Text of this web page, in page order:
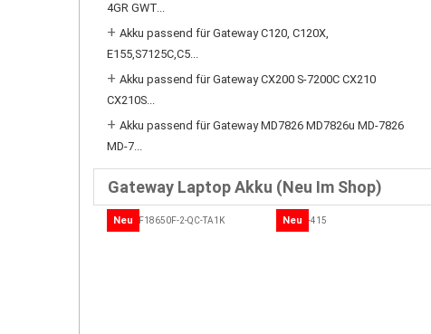
4GR GWT...
+ Akku passend für Gateway C120, C120X,
E155,S7125C,C5...
+ Akku passend für Gateway CX200 S-7200C CX210
CX210S...
+ Akku passend für Gateway MD7826 MD7826u MD-7826
MD-7...
Gateway Laptop Akku (Neu Im Shop)
Neu Neu